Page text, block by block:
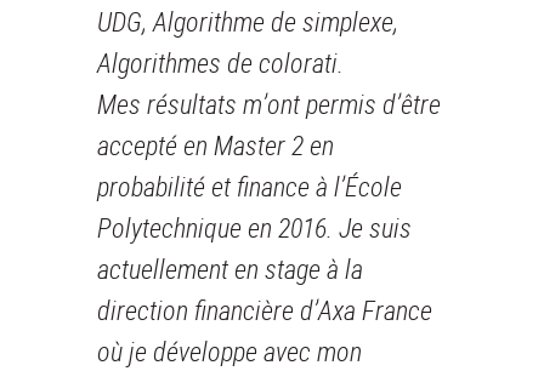
UDG, Algorithme de simplexe,
Algorithmes de colorati.
Mes résultats m’ont permis d’être
accepté en Master 2 en
probabilité et finance à l’École
Polytechnique en 2016. Je suis
actuellement en stage à la
direction financière d’Axa France
où je développe avec mon